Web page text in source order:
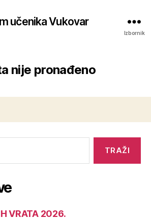
učenika Vukovar
Izbornik
nije pronađeno
VRATA 2026.